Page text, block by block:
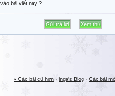
vào bài viết này ?
« Các bài cũ hơn · inga's Blog · Các bài